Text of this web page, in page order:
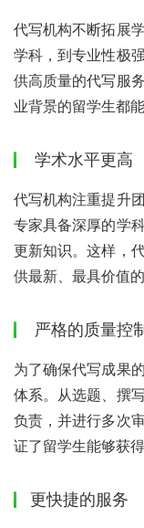
代写机构不断拓展
学科，到专业性极
供高质量的代写服
业背景的留学生都
学术水平更高
代写机构注重提升
专家具备深厚的学
更新知识。这样，
供最新、最具价值的
严格的质量控
为了确保代写成果
体系。从选题、撰
负责，并进行多次
证了留学生能够获
更快捷的服务